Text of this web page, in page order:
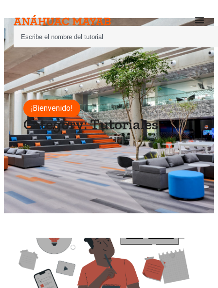
¡Bienvenido!
Category: Tutoriales